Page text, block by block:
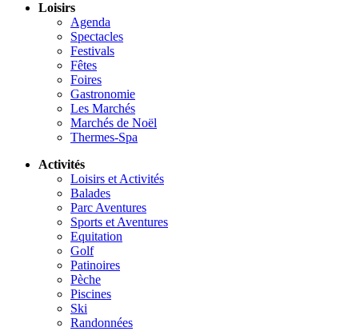
Loisirs
Agenda
Spectacles
Festivals
Fêtes
Foires
Gastronomie
Les Marchés
Marchés de Noël
Thermes-Spa
Activités
Loisirs et Activités
Balades
Parc Aventures
Sports et Aventures
Equitation
Golf
Patinoires
Pèche
Piscines
Ski
Randonnées